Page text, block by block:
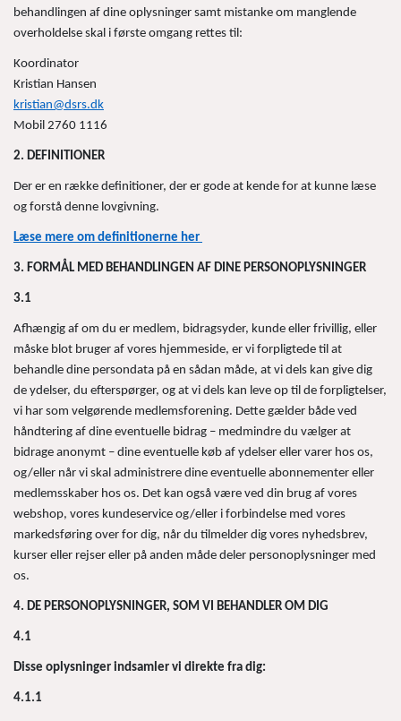
behandlingen af dine oplysninger samt mistanke om manglende
overholdelse skal i første omgang rettes til:
Koordinator
Kristian Hansen
kristian@dsrs.dk
Mobil 2760 1116
2. DEFINITIONER
Der er en række definitioner, der er gode at kende for at kunne læse
og forstå denne lovgivning.
Læse mere om definitionerne her
3. FORMÅL MED BEHANDLINGEN AF DINE PERSONOPLYSNINGER
3.1
Afhængig af om du er medlem, bidragsyder, kunde eller frivillig, eller
måske blot bruger af vores hjemmeside, er vi forpligtede til at
behandle dine persondata på en sådan måde, at vi dels kan give dig
de ydelser, du efterspørger, og at vi dels kan leve op til de forpligtelser,
vi har som velgørende medlemsforening. Dette gælder både ved
håndtering af dine eventuelle bidrag – medmindre du vælger at
bidrage anonymt – dine eventuelle køb af ydelser eller varer hos os,
og/eller når vi skal administrere dine eventuelle abonnementer eller
medlemsskaber hos os. Det kan også være ved din brug af vores
webshop, vores kundeservice og/eller i forbindelse med vores
markedsføring over for dig, når du tilmelder dig vores nyhedsbrev,
kurser eller rejser eller på anden måde deler personoplysninger med
os.
4. DE PERSONOPLYSNINGER, SOM VI BEHANDLER OM DIG
4.1
Disse oplysninger indsamler vi direkte fra dig:
4.1.1